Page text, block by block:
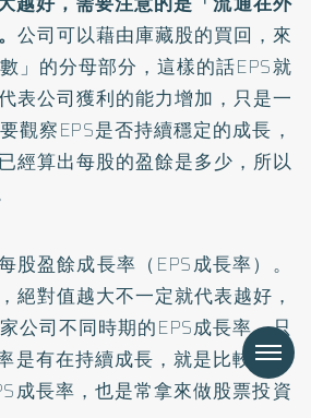
公司可以藉由庫藏股的買回，來
」的分母部分，這樣的話EPS就
表公司獲利的能力增加，只是一
觀察EPS是否持續穩定的成長，
經算出每股的盈餘是多少，所以
股盈餘成長率（EPS成長率）。
絕對值越大不一定就代表越好，
公司不同時期的EPS成長率，只
是有在持續成長，就是比較好的
成長率，也是常拿來做股票投資
Menu